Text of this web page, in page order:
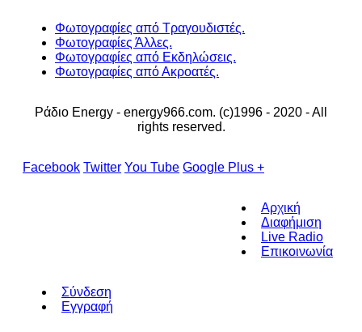
Φωτογραφίες από Τραγουδιστές.
Φωτογραφίες Άλλες.
Φωτογραφίες από Εκδηλώσεις.
Φωτογραφίες από Ακροατές.
Ράδιο Energy - energy966.com. (c)1996 - 2020 - All
rights reserved.
Facebook Twitter You Tube Google Plus +
Αρχική
Διαφήμιση
Live Radio
Επικοινωνία
Σύνδεση
Εγγραφή